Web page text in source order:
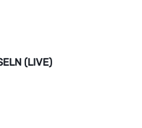
(LIVE)